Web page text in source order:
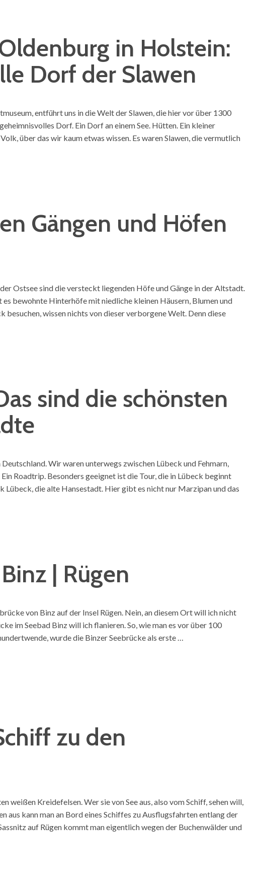
in Holstein:
Dorf der Slawen
entführt uns in die Welt der Slawen, die hier vor über 1300
Dorf. Ein Dorf an einem See. Hütten. Ein kleiner
über das wir kaum etwas wissen. Es waren Slawen, die vermutlich
Gängen und Höfen
Ostsee sind die versteckt liegenden Höfe und Gänge in der Altstadt.
bewohnte Hinterhöfe mit niedliche kleinen Häusern, Blumen und
besuchen, wissen nichts von dieser verborgene Welt. Denn diese
sind die schönsten
Wir waren unterwegs zwischen Lübeck und Fehmarn,
Roadtrip. Besonders geeignet ist die Tour, die in Lübeck beginnt
Lübeck, die alte Hansestadt. Hier gibt es nicht nur Marzipan und das
| Rügen
von Binz auf der Insel Rügen. Nein, an diesem Ort will ich nicht
im Seebad Binz will ich flanieren. So, wie man es vor über 100
wurde die Binzer Seebrücke als erste …
zu den
weißen Kreidefelsen. Wer sie von See aus, also vom Schiff, sehen will,
aus kann man an Bord eines Schiffes zu Ausflugsfahrten entlang der
auf Rügen kommt man eigentlich wegen der Buchenwälder und